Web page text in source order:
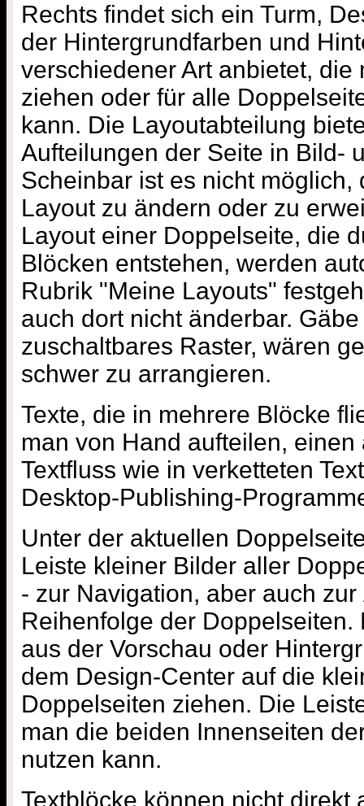
Rechts findet sich ein Turm,
der Hintergrundfarben und
verschiedener Art anbietet, die
ziehen oder für alle
kann. Die Layoutabteilung
Aufteilungen der Seite in Bild-
Scheinbar ist es nicht möglich,
Layout zu ändern oder zu
Layout einer Doppelseite, die
Blöcken entstehen, werden
Rubrik "Meine Layouts"
auch dort nicht änderbar.
zuschaltbares Raster, wären
schwer zu arrangieren.
Texte, die in mehrere Blöcke
man von Hand aufteilen,
Textfluss wie in verketteten
Desktop-Publishing-
Unter der aktuellen
Leiste kleiner Bilder aller
- zur Navigation, aber auch
Reihenfolge der
aus der Vorschau oder
dem Design-Center auf die
Doppelseiten ziehen. Die
man die beiden Innenseiten
nutzen kann.
Textblöcke können nicht direkt